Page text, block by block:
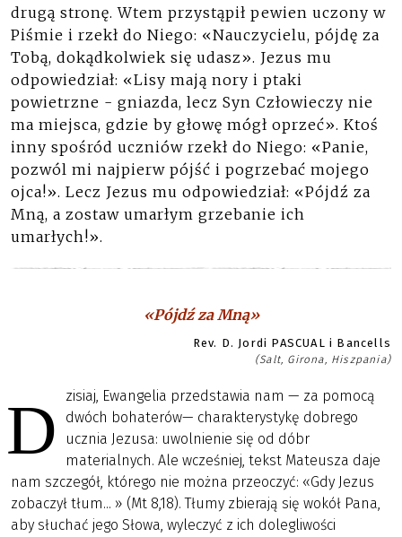
drugą stronę. Wtem przystąpił pewien uczony w
Piśmie i rzekł do Niego: «Nauczycielu, pójdę za
Tobą, dokądkolwiek się udasz». Jezus mu
odpowiedział: «Lisy mają nory i ptaki
powietrzne - gniazda, lecz Syn Człowieczy nie
ma miejsca, gdzie by głowę mógł oprzeć». Ktoś
inny spośród uczniów rzekł do Niego: «Panie,
pozwól mi najpierw pójść i pogrzebać mojego
ojca!». Lecz Jezus mu odpowiedział: «Pójdź za
Mną, a zostaw umarłym grzebanie ich
umarłych!».
«Pójdź za Mną»
Rev. D. Jordi PASCUAL i Bancells
(Salt, Girona, Hiszpania)
D
zisiaj, Ewangelia przedstawia nam — za pomocą
dwóch bohaterów— charakterystykę dobrego
ucznia Jezusa: uwolnienie się od dóbr
materialnych. Ale wcześniej, tekst Mateusza daje
nam szczegół, którego nie można przeoczyć: «Gdy Jezus
zobaczył tłum... » (Mt 8,18). Tłumy zbierają się wokół Pana,
aby słuchać jego Słowa, wyleczyć z ich dolegliwości